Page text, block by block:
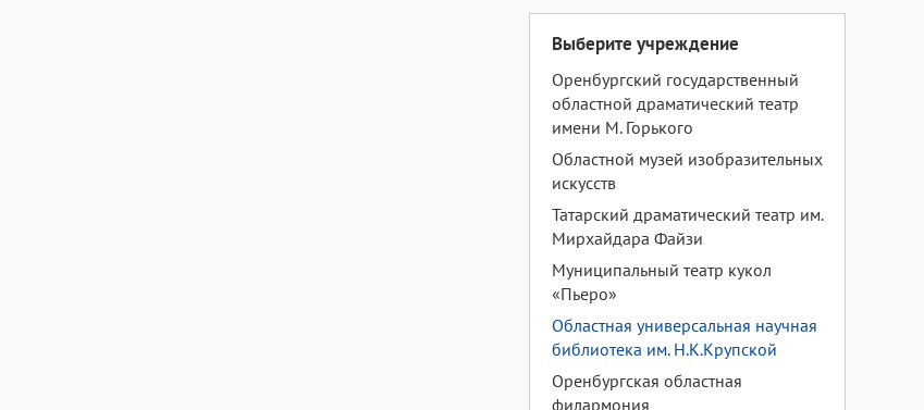
Выберите учреждение
Оренбургский государственный
областной драматический театр
имени М. Горького
Областной музей изобразительных
искусств
Татарский драматический театр им.
Мирхайдара Файзи
Муниципальный театр кукол
«Пьеро»
Областная универсальная научная
библиотека им. Н.К.Крупской
Оренбургская областная
филармония